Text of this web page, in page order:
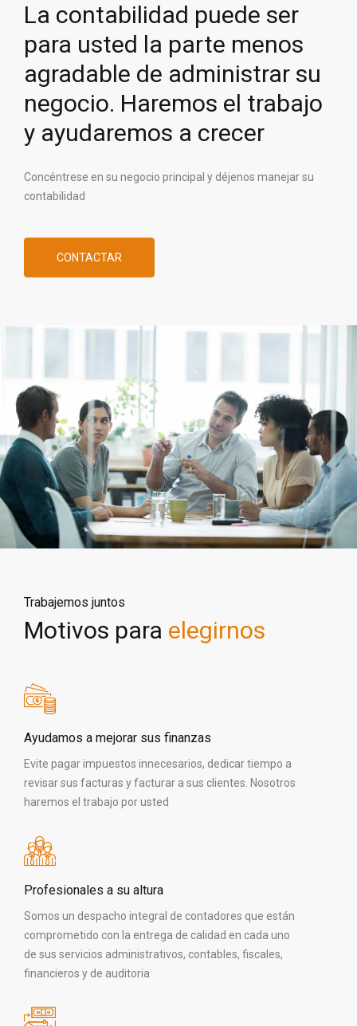
La contabilidad puede ser
para usted la parte menos
agradable de administrar su
negocio. Haremos el trabajo
y ayudaremos a crecer
Concéntrese en su negocio principal y déjenos manejar su
contabilidad
CONTACTAR
Trabajemos juntos
Motivos para elegirnos
Ayudamos a mejorar sus finanzas
Evite pagar impuestos innecesarios, dedicar tiempo a
revisar sus facturas y facturar a sus clientes. Nosotros
haremos el trabajo por usted
Profesionales a su altura
Somos un despacho integral de contadores que están
comprometido con la entrega de calidad en cada uno
de sus servicios administrativos, contables, fiscales,
financieros y de auditoria